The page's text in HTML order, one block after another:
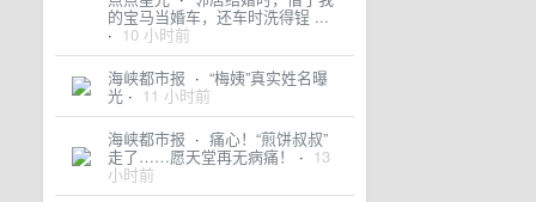
的宝马当婚车，还车时洗得锃 ...
· 10 小时前
海峡都市报 · “梅姨”真实姓名曝
光 · 11 小时前
海峡都市报 · 痛心！“煎饼叔叔”
走了……愿天堂再无病痛！ · 13
小时前